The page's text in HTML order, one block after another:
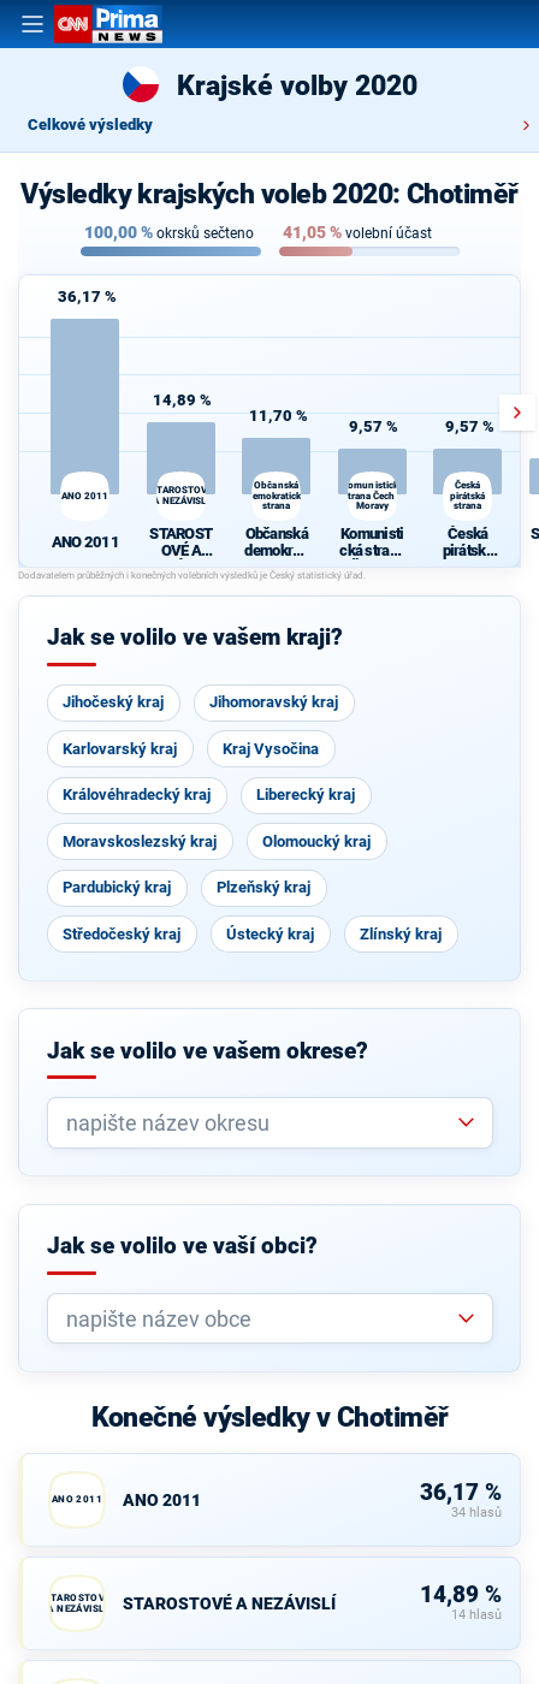
Krajské volby 2020
Celkové výsledky
Výsledky krajských voleb 2020: Chotiměř
100,00% okrsků sečteno 41,05% volební účast
36,17 %
ANO 2011
ANO 2011
14,89 %
STAROSTOVÉ
A NEZÁVISLÍ
STAROST
OVÉ A
NEZÁVISL
Í
11,70 %
Občanská
demokratická
strana
Občanská
demokrati
cká strana
9,57 %
Komunistická
strana Čech a
Moravy
Komunisti
cká strana
Čech a
Moravy
9,57 %
Česká
pirátská
strana
Česká
pirátská
strana
Jak se volilo ve vašem kraji?
Jihočeský kraj Jihomoravský kraj
Karlovarský kraj Kraj Vysočina
Královéhradecký kraj Liberecký kraj
Moravskoslezský kraj Olomoucký kraj
Pardubický kraj Plzeňský kraj
Středočeský kraj Ústecký kraj Zlínský kraj
Jak se volilo ve vašem okrese?
Jak se volilo ve vaší obci?
Konečné výsledky v Chotiměř
ANO 2011 ANO 2011 36,17 %
34 hlasů
STAROSTOVÉ
A NEZÁVISLÍ
STAROSTOVÉ A NEZÁVISLÍ 14,89 %
14 hlasů